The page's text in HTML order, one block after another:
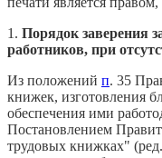
1. Порядок заверения
работников, при
Из положений п. 35
книжек, изготовления
обеспечения ими
Постановлением
трудовых книжках"